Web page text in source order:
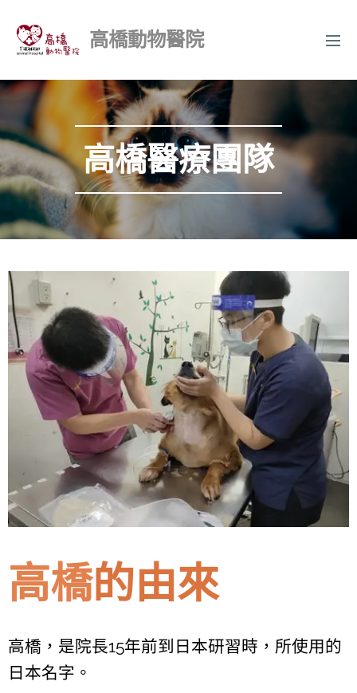
高橋動物醫院
高橋醫療團隊
高橋的由來
高橋，是院長15年前到日本研習時，所使用的
日本名字。